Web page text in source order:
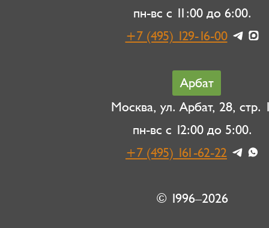
пн-вс с 11:00 до 6:00.
+7 (495) 129-16-00
Арбат
Москва, ул. Арбат, 28, стр.
пн-вс с 12:00 до 5:00.
+7 (495) 161-62-22
© 1996–2026